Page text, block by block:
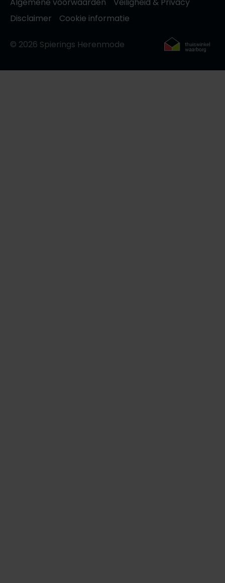
Disclaimer
Cookie informatie
© 2026 Spierings Herenmode